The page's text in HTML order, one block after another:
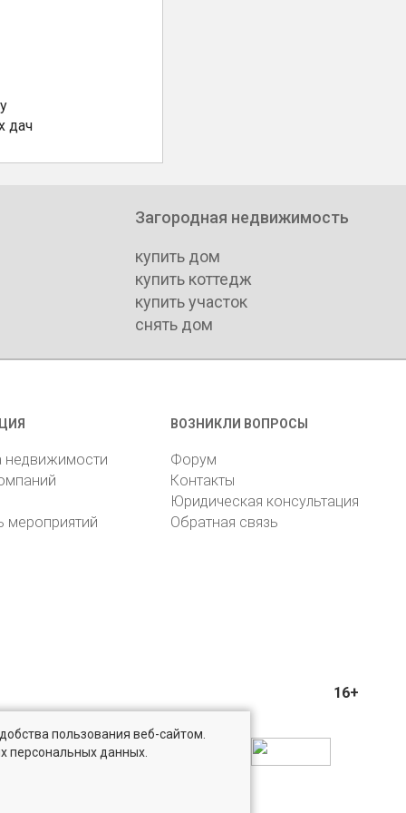
дач
Загородная недвижимость
купить дом
купить коттедж
купить участок
снять дом
недвижимости
мероприятий
ВОЗНИКЛИ ВОПРОСЫ
Форум
Контакты
Юридическая консультация
Обратная связь
16+
пользования веб-сайтом.
персональных данных.